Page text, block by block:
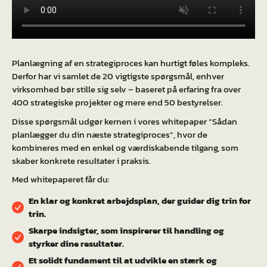
Planlægning af en strategiproces kan hurtigt føles kompleks.
Derfor har vi samlet de 20 vigtigste spørgsmål, enhver
virksomhed bør stille sig selv – baseret på erfaring fra over
400 strategiske projekter og mere end 50 bestyrelser.
Disse spørgsmål udgør kernen i vores whitepaper “Sådan
planlægger du din næste strategiproces”, hvor de
kombineres med en enkel og værdiskabende tilgang, som
skaber konkrete resultater i praksis.
Med whitepaperet får du:
En klar og konkret arbejdsplan, der guider dig trin for
trin.
Skarpe indsigter, som inspirerer til handling og
styrker dine resultater.
Et solidt fundament til at udvikle en stærk og